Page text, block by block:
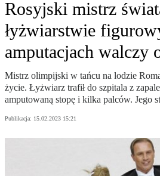
Rosyjski mistrz
łyżwiarstwie
amputacjach walczy
Mistrz olimpijski w tańcu na lodzie
życie. Łyżwiarz trafił do szpitala z
amputowaną stopę i kilka palców. Jego
Publikacja: 15.02.2023 15:21